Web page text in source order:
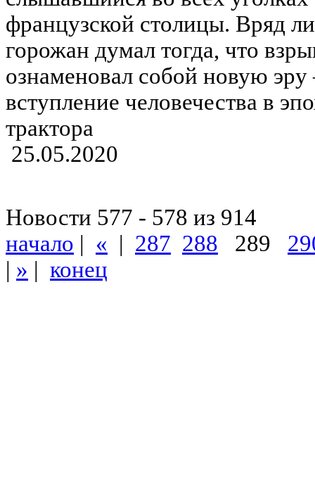
французской столицы. Вряд
горожан думал тогда, что
ознаменовал собой новую эру
вступление человечества в
трактора
25.05.2020
Новости 577 - 578 из 914
начало | « | 287 288 289
| » | конец